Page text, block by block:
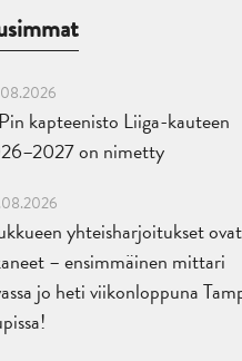
kapteenisto Liiga-kauteen
on nimetty
yhteisharjoitukset ovat
– ensimmäinen mittari
jo heti viikonloppuna